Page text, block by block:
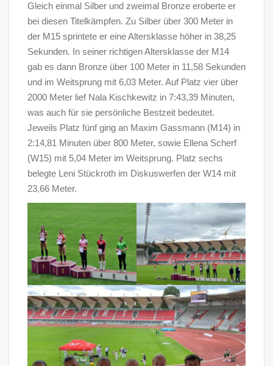
Gleich einmal Silber und zweimal Bronze eroberte er
bei diesen Titelkämpfen. Zu Silber über 300 Meter in
der M15 sprintete er eine Altersklasse höher in 38,25
Sekunden. In seiner richtigen Altersklasse der M14
gab es dann Bronze über 100 Meter in 11,58 Sekunden
und im Weitsprung mit 6,03 Meter. Auf Platz vier über
2000 Meter lief Nala Kischkewitz in 7:43,39 Minuten,
was auch für sie persönliche Bestzeit bedeutet.
Jeweils Platz fünf ging an Maxim Gassmann (M14) in
2:14,81 Minuten über 800 Meter, sowie Ellena Scherf
(W15) mit 5,04 Meter im Weitsprung. Platz sechs
belegte Leni Stückroth im Diskuswerfen der W14 mit
23,66 Meter.